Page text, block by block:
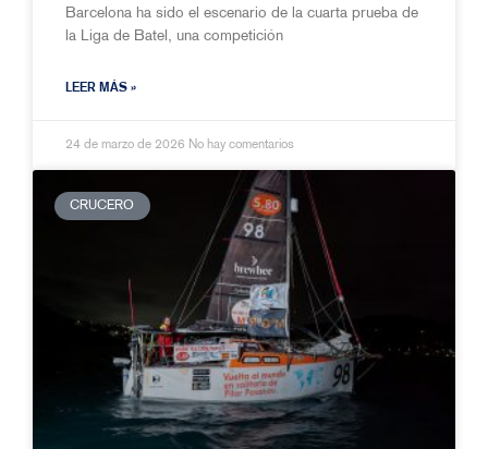
Barcelona ha sido el escenario de la cuarta prueba de
la Liga de Batel, una competición
LEER MÁS »
24 de marzo de 2026 No hay comentarios
CRUCERO